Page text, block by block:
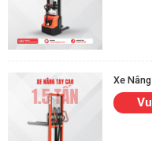
Xe